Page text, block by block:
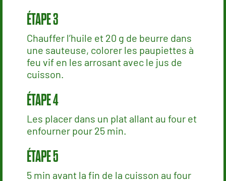
Chauffer l’huile et 20 g de beurre dans
une sauteuse, colorer les paupiettes à
feu vif en les arrosant avec le jus de
cuisson.
Les placer dans un plat allant au four et
enfourner pour 25 min.
5 min avant la fin de la cuisson au four